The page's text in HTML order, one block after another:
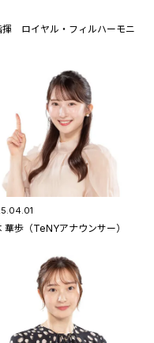
揮 ロイヤル・フィルハーモニ
華歩（TeNYアナウンサー）